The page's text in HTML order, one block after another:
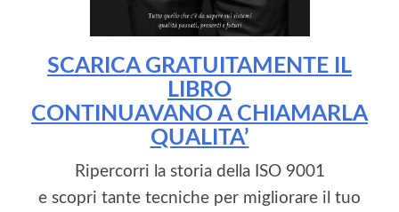
SCARICA GRATUITAMENTE IL
LIBRO
CONTINUAVANO A CHIAMARLA
QUALITA’
Ripercorri la storia della ISO 9001
e scopri tante tecniche per migliorare il tuo